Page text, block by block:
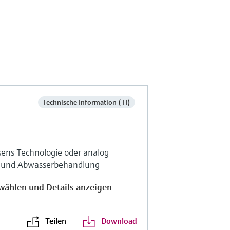
Technische Information (TI)
Technologie oder analog
Abwasserbehandlung
und Details anzeigen
Teilen Download